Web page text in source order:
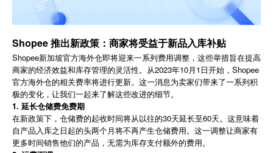
合作伙伴
帮助中心
了解我们
简体中文
Shopee 推出新政策：商家将受益于新品入库补贴
Shopee新加坡官方海外仓即将迎来一系列费用调整，这些举措旨在提高
商家的经济效益和库存管理的灵活性。从2023年10月1日开始，Shopee
官方海外仓的相关费率将进行更新。这一消息为卖家们带来了一系列积
极的变化，让我们一起来了解这些改进的细节。
1. 延长仓储费免费期
在新政策下，仓储费的起收时间将从以往的30天延长至60天。这意味着
自产品入库之日起的头两个月将不再产生仓储费用。这一调整让商家有
更多时间销售他们的产品，无需为库存支付额外的费用。